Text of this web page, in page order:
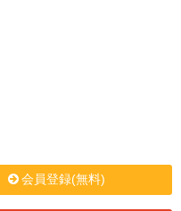
会員登録(無料)